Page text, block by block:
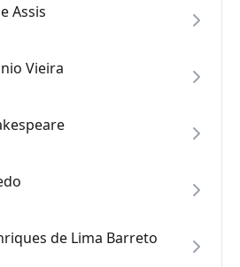
Assis
Vieira
de Lima Barreto